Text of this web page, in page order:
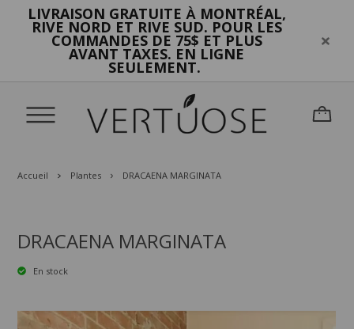
LIVRAISON GRATUITE À MONTRÉAL,
RIVE NORD ET RIVE SUD. POUR LES
COMMANDES DE 75$ ET PLUS
AVANT TAXES. EN LIGNE
SEULEMENT.
Accueil Plantes DRACAENA MARGINATA
DRACAENA MARGINATA
En stock